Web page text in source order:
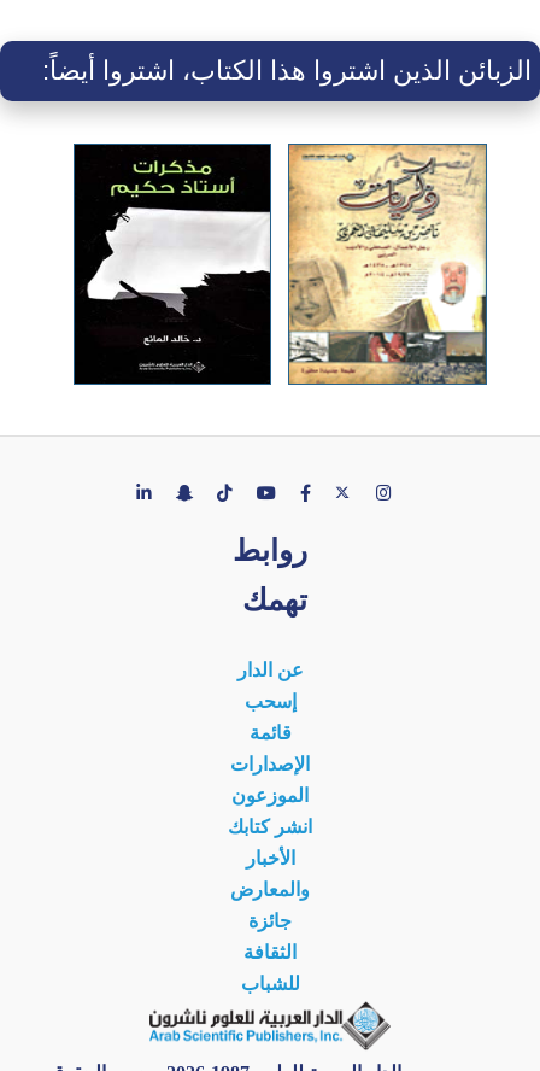
الزبائن الذين اشتروا هذا الكتاب، اشتروا أيضاً:
روابط
تهمك
عن الدار
إسحب
قائمة
الإصدارات
الموزعون
انشر كتابك
الأخبار
والمعارض
جائزة
الثقافة
للشباب